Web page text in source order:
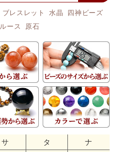
ブレスレット 水晶
四神ビーズ
ルース 原石
サ タ
ナ